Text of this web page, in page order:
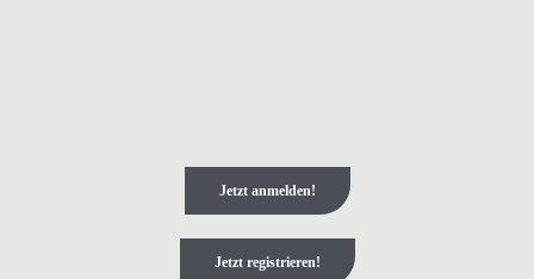
Jetzt anmelden!
Jetzt registrieren!